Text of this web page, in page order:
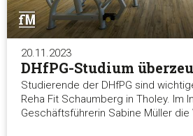
20.11.2023
DHfPG-Studium
Studierende der DHfPG sind
Reha Fit Schaumberg in Tholey. Im
Geschäftsführerin Sabine Müller die